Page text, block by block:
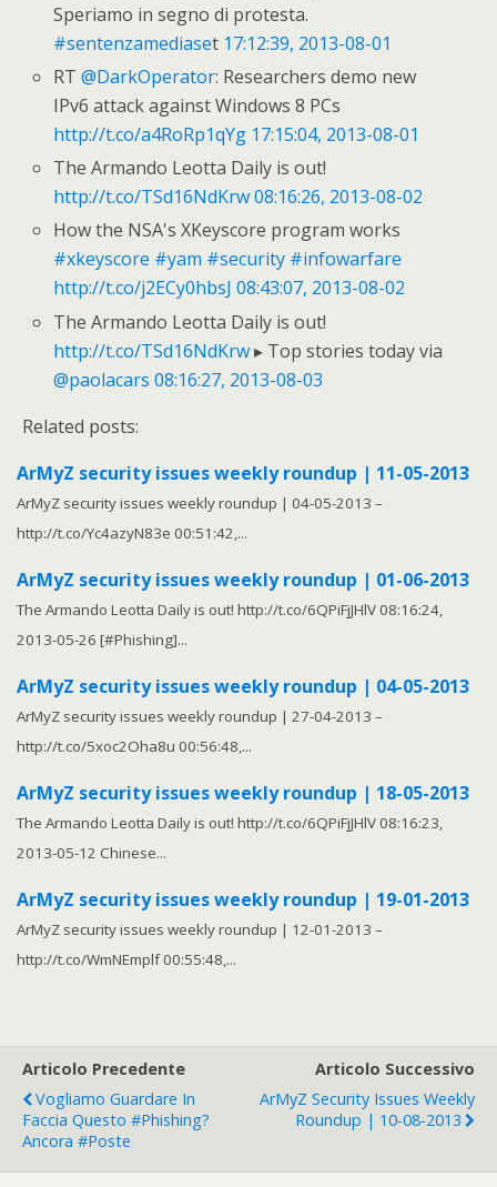
Speriamo in segno di protesta.
#sentenzamediaset 17:12:39, 2013-08-01
RT@DarkOperator: Researchers demo new
IPv6 attack against Windows 8 PCs
http://t.co/a4RoRp1qYg 17:15:04, 2013-08-01
The Armando Leotta Daily is out!
http://t.co/TSd16NdKrw 08:16:26, 2013-08-02
How the NSA's XKeyscore program works
#xkeyscore #yam #security #infowarfare
http://t.co/j2ECy0hbsJ 08:43:07, 2013-08-02
The Armando Leotta Daily is out!
http://t.co/TSd16NdKrw▸ Top stories today via
@paolacars 08:16:27, 2013-08-03
Related posts:
ArMyZ security issues weekly roundup | 11-05-2013
ArMyZ security issues weekly roundup | 04-05-2013 –
http://t.co/Yc4azyN83e 00:51:42,...
ArMyZ security issues weekly roundup | 01-06-2013
The Armando Leotta Daily is out! http://t.co/6QPiFjJHlV 08:16:24,
2013-05-26 [#Phishing]...
ArMyZ security issues weekly roundup | 04-05-2013
ArMyZ security issues weekly roundup | 27-04-2013 –
http://t.co/5xoc2Oha8u 00:56:48,...
ArMyZ security issues weekly roundup | 18-05-2013
The Armando Leotta Daily is out! http://t.co/6QPiFjJHlV 08:16:23,
2013-05-12 Chinese...
ArMyZ security issues weekly roundup | 19-01-2013
ArMyZ security issues weekly roundup | 12-01-2013 –
http://t.co/WmNEmplf 00:55:48,...
Articolo Precedente
Vogliamo Guardare In
Faccia Questo #phishing?
Ancora #poste
Articolo Successivo
ArMyZ Security Issues Weekly
Roundup | 10-08-2013